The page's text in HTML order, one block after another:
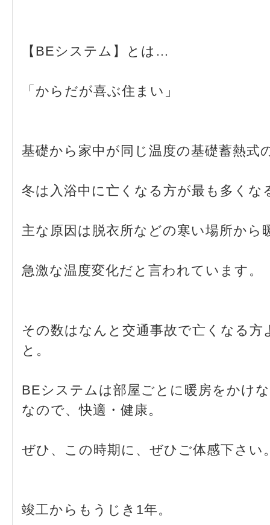
【BEシステム】とは…
「からだが喜ぶ住まい」
基礎から家中が同じ温度の基礎蓄熱式
冬は入浴中に亡くなる方が最も多くな
主な原因は脱衣所などの寒い場所から
急激な温度変化だと言われています。
その数はなんと交通事故で亡くなる
と。
BEシステムは部屋ごとに暖房をかけ
なので、快適・健康。
ぜひ、この時期に、ぜひご体感下さい
竣工からもうじき1年。